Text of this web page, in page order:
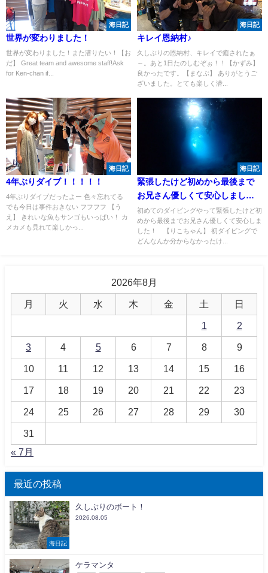
海日記
世界が変わりました！
世界が変わりました！また潜りたい！【お
だ】 Great team and awesome staff!Ask
for Ken-chan if...
海日記
キレイ恩納村♪
久しぶりの恩納村、キレイで癒されたぁ
～。あと1日たのしむぞぉ！！【かずみ】
良かったです。【まなぶ】 ありがとうご
ざいました。とても楽しく潜...
海日記
4年ぶりダイブ！！！！！
4年ぶりダイブだったよー 色々忘れてる
でも今日は事件おきない フフフフ 【う
え】 きれいな魚もサンゴもいっぱい！ カ
メカメも見れて楽しかっ...
海日記
緊張したけど初めから最後まで
お兄さん優しくて安心しまし
た！
初めてのダイビングやって緊張したけど初
めから最後までお兄さん優しくて安心しま
した！ 【りこちゃん】 初ダイビングで
どんなんか分からなかったけ...
2026年8月
月 火 水 木 金 土 日
1 2
3 4 5 6 7 8 9
10 11 12 13 14 15 16
17 18 19 20 21 22 23
24 25 26 27 28 29 30
31
« 7月
最近の投稿
海日記
久しぶりのボート！
2026.08.05
ケラマンタ